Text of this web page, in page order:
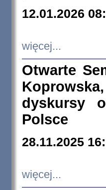
12.01.2026
więcej...
Otwarte
dyskursy
Polsce
28.11.2025
więcej...